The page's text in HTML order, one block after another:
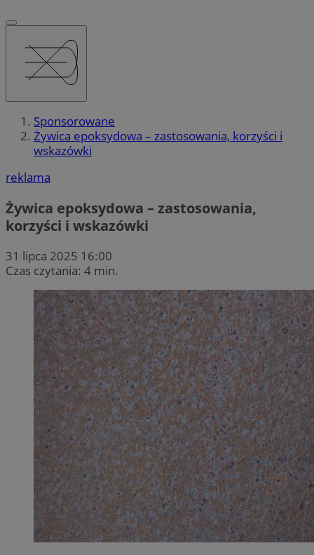
Sponsorowane
Żywica epoksydowa – zastosowania, korzyści i
wskazówki
reklama
Żywica epoksydowa – zastosowania,
korzyści i wskazówki
31 lipca 2025 16:00
Czas czytania: 4 min.